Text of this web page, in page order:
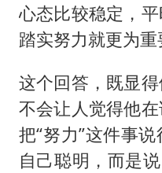
心态比较稳定，
踏实努力就更为
这个回答，既显
不会让人觉得他
把“努力”这件事
自己聪明，而是